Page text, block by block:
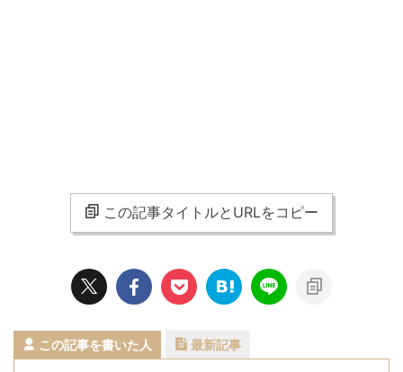
この記事タイトルとURLをコピー
この記事を書いた人 最新記事